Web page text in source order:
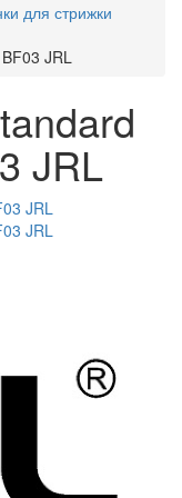
для стрижки
JRL
JRL